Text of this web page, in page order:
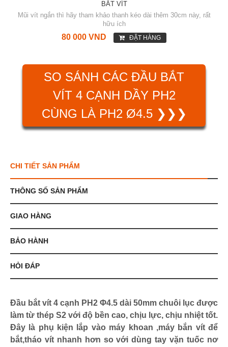
BẮT VÍT
Mũi vít ngắn thì hãy tham khảo thanh kéo dài thêm 30cm này, rất
hữu ích
80 000 VND ĐẶT HÀNG
SO SÁNH CÁC ĐẦU BẮT
VÍT 4 CẠNH DẦY PH2
CÙNG LÀ PH2 Ø4.5 ❯❯❯
CHI TIẾT SẢN PHẨM
THÔNG SỐ SẢN PHẨM
GIAO HÀNG
BẢO HÀNH
HỎI ĐÁP
Đầu bắt vít 4 cạnh PH2 Φ4.5 dài 50mm chuôi lục được
làm từ thép S2 với độ bền cao, chịu lực, chịu nhiệt tốt.
Đây là phụ kiện lắp vào máy khoan ,máy bắn vít để
bắt,tháo vít nhanh hơn so với dùng tay vặn tuốc nơ